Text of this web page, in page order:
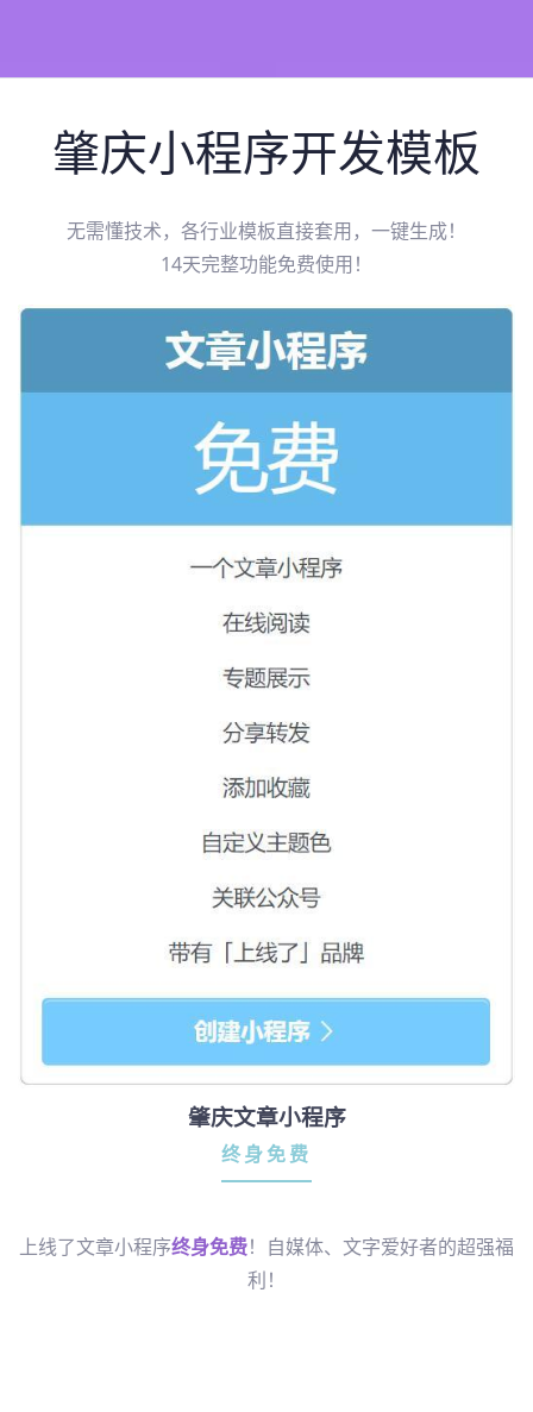
肇庆小程序开发模板
无需懂技术，各行业模板直接套用，一键生成！
14天完整功能免费使用！
肇庆文章小程序
终身免费
上线了文章小程序终身免费！自媒体、文字爱好者的超强福
利！